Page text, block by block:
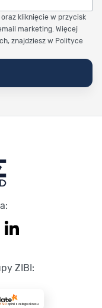
kliknięcie w przycisk
marketing. Więcej
znajdziesz w Polityce
ZIBI:
8723 opinii z całego okresu